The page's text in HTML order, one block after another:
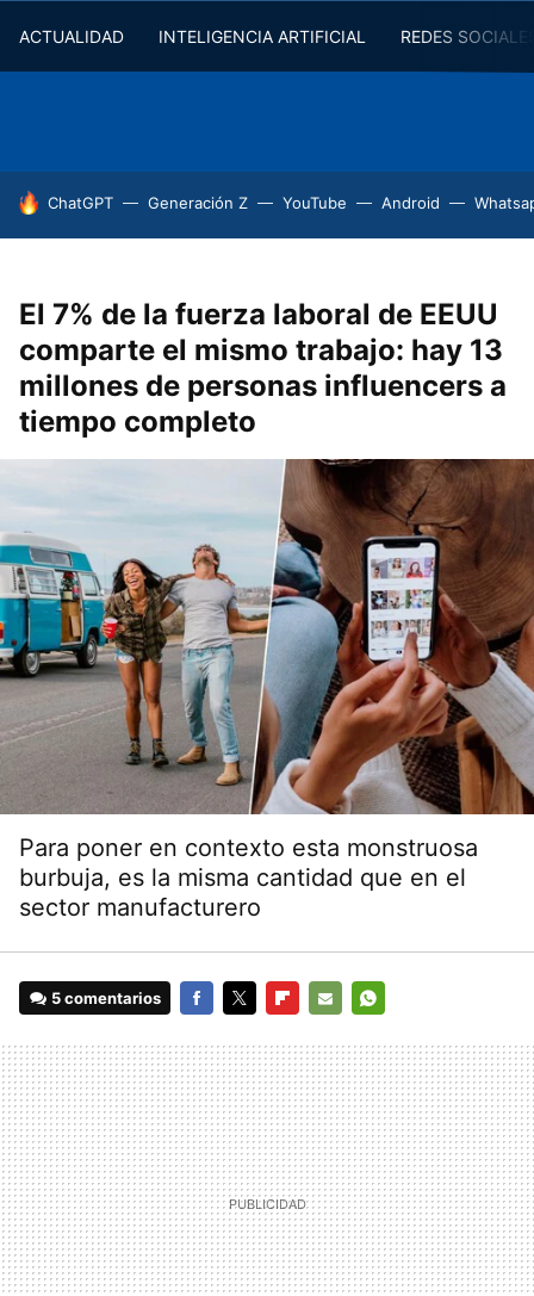
ACTUALIDAD INTELIGENCIA ARTIFICIAL REDES
HOY SE HABLA DE
ChatGPT Generación Z YouTube Android
El 7% de la fuerza laboral de EEUU
comparte el mismo trabajo: hay 13
millones de personas influencers a
tiempo completo
Para poner en contexto esta monstruosa
burbuja, es la misma cantidad que en el
sector manufacturero
5 comentarios
MAIL